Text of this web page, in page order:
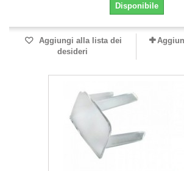
Disponibile
Aggiungi alla lista dei
desideri